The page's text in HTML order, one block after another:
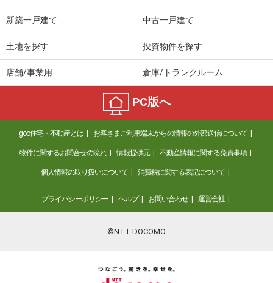
新築一戸建て 中古一戸建て
土地を探す 投資物件を探す
店舗/事業用 倉庫/トランクルーム
PC版へ
goo住宅・不動産とは お客さまご利用端末からの情報の外部送信について
物件に関するお問合せの流れ 情報提供元 不動産情報に関する免責事項
個人情報の取り扱いについて 消費税に関する表記について
プライバシーポリシー ヘルプ お問い合わせ 運営会社
©NTT DOCOMO